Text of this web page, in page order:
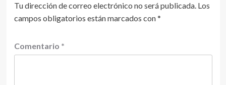
Tu dirección de correo electrónico no será publicada. Los
campos obligatorios están marcados con*
Comentario *